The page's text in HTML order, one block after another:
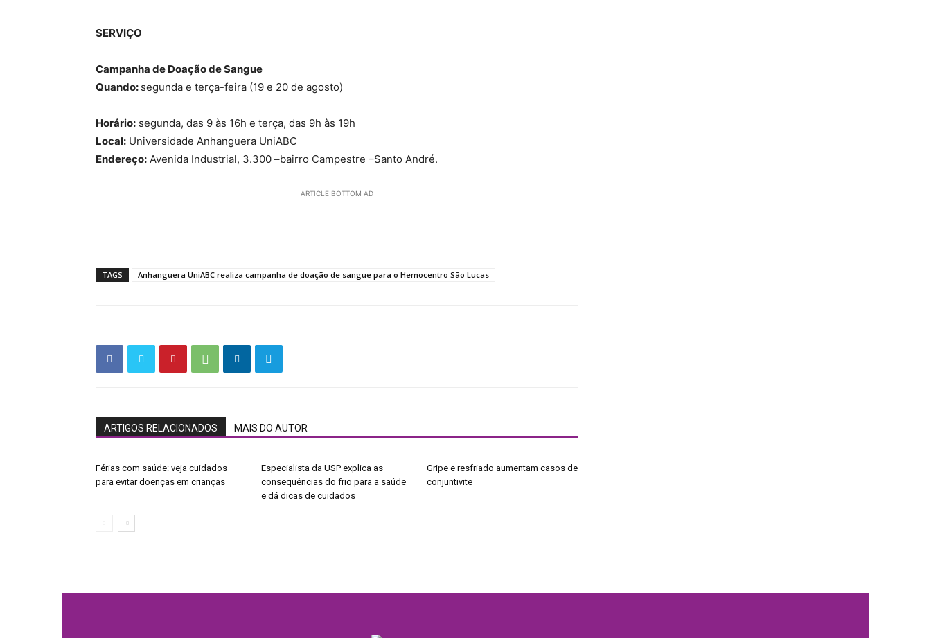
SERVIÇO
Campanha de Doação de Sangue
Quando: segunda e terça-feira (19 e 20 de agosto)
Horário: segunda, das 9 às 16h e terça, das 9h às 19h
Local: Universidade Anhanguera UniABC
Endereço: Avenida Industrial, 3.300 –bairro Campestre –Santo André.
ARTICLE BOTTOM AD
TAGS Anhanguera UniABC realiza campanha de doação de sangue para o Hemocentro São Lucas
ARTIGOS RELACIONADOS MAIS DO AUTOR
Férias com saúde: veja cuidados
para evitar doenças em crianças
Especialista da USP explica as
consequências do frio para a saúde
e dá dicas de cuidados
Gripe e resfriado aumentam casos de
conjuntivite